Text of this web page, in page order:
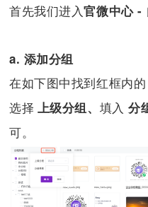
首先我们进入官微中心 -
a. 添加分组
在如下图中找到红框内的
选择 上级分组、 填入分
可。